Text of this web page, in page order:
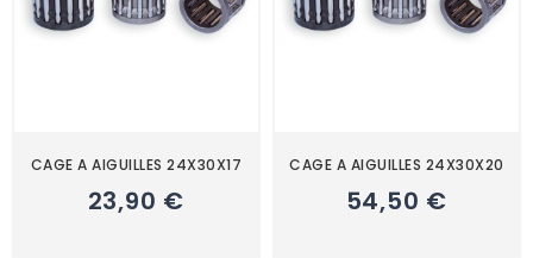
CAGE A AIGUILLES 24X30X17
23,90 €
CAGE A AIGUILLES 24X30X20
54,50 €